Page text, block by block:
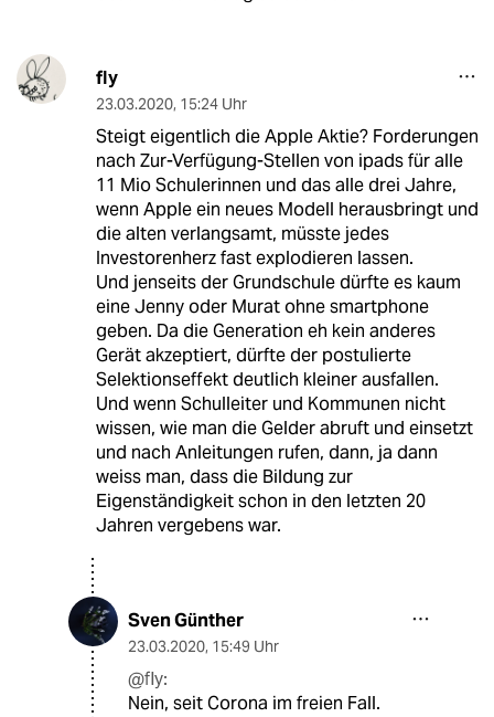
fly
23.03.2020, 15:24 Uhr
Steigt eigentlich die Apple Aktie? Forderungen
nach Zur-Verfügung-Stellen von ipads für alle
11 Mio Schulerinnen und das alle drei Jahre,
wenn Apple ein neues Modell herausbringt und
die alten verlangsamt, müsste jedes
Investorenherz fast explodieren lassen.
Und jenseits der Grundschule dürfte es kaum
eine Jenny oder Murat ohne smartphone
geben. Da die Generation eh kein anderes
Gerät akzeptiert, dürfte der postulierte
Selektionseffekt deutlich kleiner ausfallen.
Und wenn Schulleiter und Kommunen nicht
wissen, wie man die Gelder abruft und einsetzt
und nach Anleitungen rufen, dann, ja dann
weiss man, dass die Bildung zur
Eigenständigkeit schon in den letzten 20
Jahren vergebens war.
Sven Günther
23.03.2020, 15:49 Uhr
@fly:
Nein, seit Corona im freien Fall.